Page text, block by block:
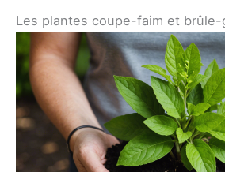
Les plantes coupe-faim et brûle-